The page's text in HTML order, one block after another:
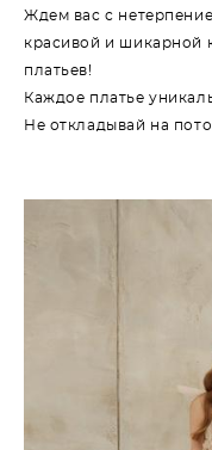
Ждем вас с
красивой и шикарной
платьев!
Каждое платье
Не откладывай на